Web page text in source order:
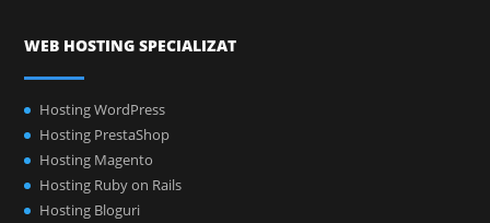
WEB HOSTING SPECIALIZAT
Hosting WordPress
Hosting PrestaShop
Hosting Magento
Hosting Ruby on Rails
Hosting Bloguri